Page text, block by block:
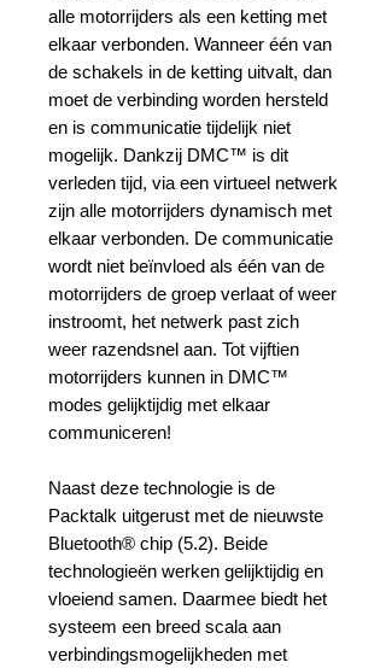
alle motorrijders als een ketting met
elkaar verbonden. Wanneer één van
de schakels in de ketting uitvalt, dan
moet de verbinding worden hersteld
en is communicatie tijdelijk niet
mogelijk. Dankzij DMC™ is dit
verleden tijd, via een virtueel netwerk
zijn alle motorrijders dynamisch met
elkaar verbonden. De communicatie
wordt niet beïnvloed als één van de
motorrijders de groep verlaat of weer
instroomt, het netwerk past zich
weer razendsnel aan. Tot vijftien
motorrijders kunnen in DMC™
modes gelijktijdig met elkaar
communiceren!
Naast deze technologie is de
Packtalk uitgerust met de nieuwste
Bluetooth® chip (5.2). Beide
technologieën werken gelijktijdig en
vloeiend samen. Daarmee biedt het
systeem een breed scala aan
verbindingsmogelijkheden met